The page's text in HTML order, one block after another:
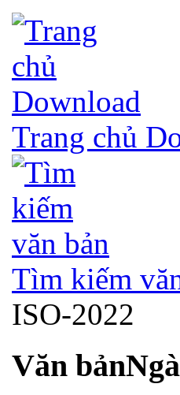
Trang chủ
Tìm kiếm
ISO-2022
Văn bản